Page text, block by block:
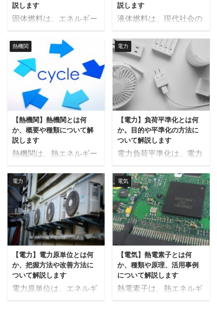
説します
固体燃料は、エネルギー
源として古くから利用さ
れてきた燃料の一つで
す。 石炭や木くずなど、
多様な種類があり、それ
ぞれに特徴があります。
本記事では、固体燃料の
定義やその特徴、具体的
な種類について詳しく解
説します。 固体燃料とは
固体燃料とは、固体の形
態を持つ燃料のことを指
し、主に木材、石炭、コ
代表例として挙げられま
す。 これらの燃料は、化
石燃料やバイオマスとし
て自然界に存在し、エネ
ルギー源として広く利用
されています。 固体燃料
は、燃焼することで熱エ
ネルギーを発生させ、そ
の熱を利用して発電 ...
説します
液体燃料は、現代社会の
エネルギー供給において
不可欠な存在です。 自動
車や飛行機などの輸送機
関、家庭用の暖房設備、
産業用のボイラーなど、
幅広い用途で使用されて
います。本記事では、液
体燃料とは何か、その特
徴や種類、そして今後の
展望について詳しく解説
します。 液体燃料とは
液体燃料は、その名の通
る燃料で、主に炭化水素
をベースとした化石燃料
が中心です。 これらは通
常、原油の精製過程で得
られるさまざまな製品
で、石油化学工業の基盤
をなしています。液体燃
料の特徴は、エネルギー
密度が高く、輸送や保管
...
熱機関
【熱機関】熱機関とは何
か、概要や種類について解
説します
熱機関は、熱エネルギー
を機械的エネルギーに変
換する装置やシステム
で、私たちの日常生活や
産業に欠かせない存在で
す。 内燃機関や蒸気機関
をはじめとする熱機関
は、燃料の燃焼や熱源か
ら得たエネルギーを利用
して、さまざまな機械を
動かします。その効率や
性能は、エネルギーの最
大限の活用に大きく影響
電力
【電力】負荷平準化とは何
か。目的や平準化の方法に
ついて解説します
電力負荷平準化は、電力
需要のピークを抑え、消
費を時間的に均等化する
ことで、電力供給の安定
性と効率を向上させる手
法です。 これにより、電
力インフラの過負荷を防
ぎ、エネルギー供給の信
頼性を高めるだけでな
く、運用コストの削減や
環境負荷の軽減にも貢献
します。本記事では、電
力負荷平準化の目的とそ
電力
【電力】電力原単位とは何
か、把握方法や改善方法に
ついて解説します
電力原単位は、エネルギ
ー効率の向上やコスト削
電気
【電気】熱電素子とは何
か、種類や原理、活用事例
について解説します
熱電素子は、熱エネルギ
ーと電気エネルギーを相